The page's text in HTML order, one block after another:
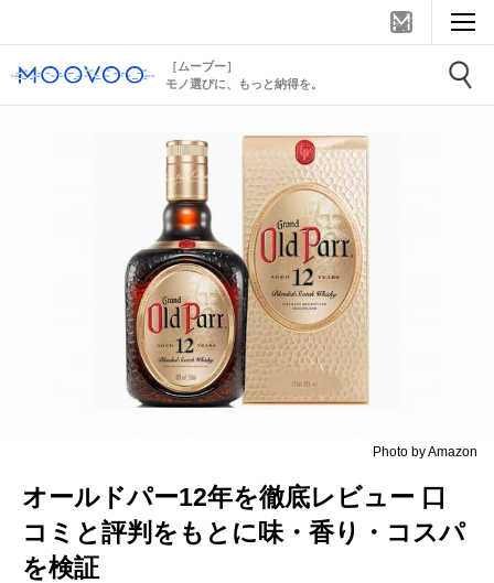
［ムーブー］
モノ選びに、もっと納得を。
Photo by Amazon
オールドパー12年を徹底レビュー 口
コミと評判をもとに味・香り・コスパ
を検証